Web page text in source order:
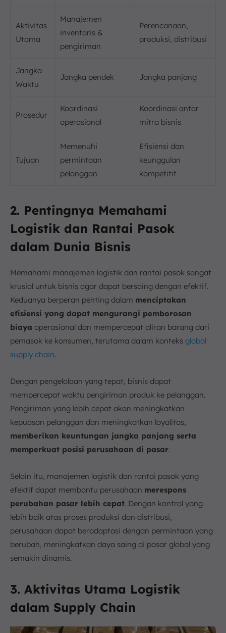
Aktivitas
Utama
Manajemen
inventaris &
pengiriman
Perencanaan,
produksi, distribusi
Jangka
Waktu
Jangka pendek Jangka panjang
Prosedur
Koordinasi
operasional
Koordinasi antar
mitra bisnis
Tujuan
Memenuhi
permintaan
pelanggan
Efisiensi dan
keunggulan
kompetitif
2. Pentingnya Memahami
Logistik dan Rantai Pasok
dalam Dunia Bisnis
Memahami manajemen logistik dan rantai pasok sangat
krusial untuk bisnis agar dapat bersaing dengan efektif.
Keduanya berperan penting dalam menciptakan
efisiensi yang dapat mengurangi pemborosan
biaya operasional dan mempercepat aliran barang dari
pemasok ke konsumen, terutama dalam konteks global
supply chain.
Dengan pengelolaan yang tepat, bisnis dapat
mempercepat waktu pengiriman produk ke pelanggan.
Pengiriman yang lebih cepat akan meningkatkan
kepuasan pelanggan dan meningkatkan loyalitas,
memberikan keuntungan jangka panjang serta
memperkuat posisi perusahaan di pasar.
Selain itu, manajemen logistik dan rantai pasok yang
efektif dapat membantu perusahaan merespons
perubahan pasar lebih cepat. Dengan kontrol yang
lebih baik atas proses produksi dan distribusi,
perusahaan dapat beradaptasi dengan permintaan yang
berubah, meningkatkan daya saing di pasar global yang
semakin dinamis.
3. Aktivitas Utama Logistik
dalam Supply Chain